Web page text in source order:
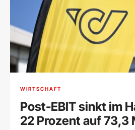
WIRTSCHAFT
Post-EBIT sinkt im
22 Prozent auf 73,3